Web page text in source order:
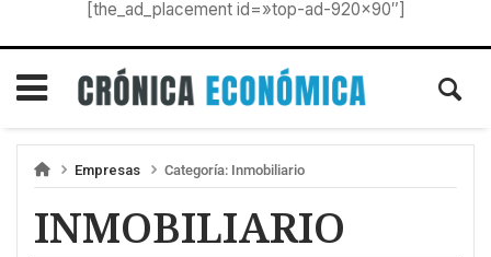
[the_ad_placement id=»top-ad-920×90″]
Empresas Categoría: Inmobiliario
INMOBILIARIO